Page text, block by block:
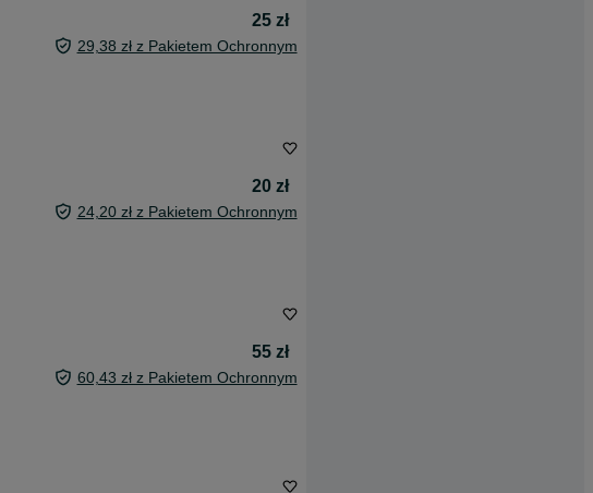
25 zł
29,38 zł z Pakietem Ochronnym
20 zł
24,20 zł z Pakietem Ochronnym
55 zł
60,43 zł z Pakietem Ochronnym